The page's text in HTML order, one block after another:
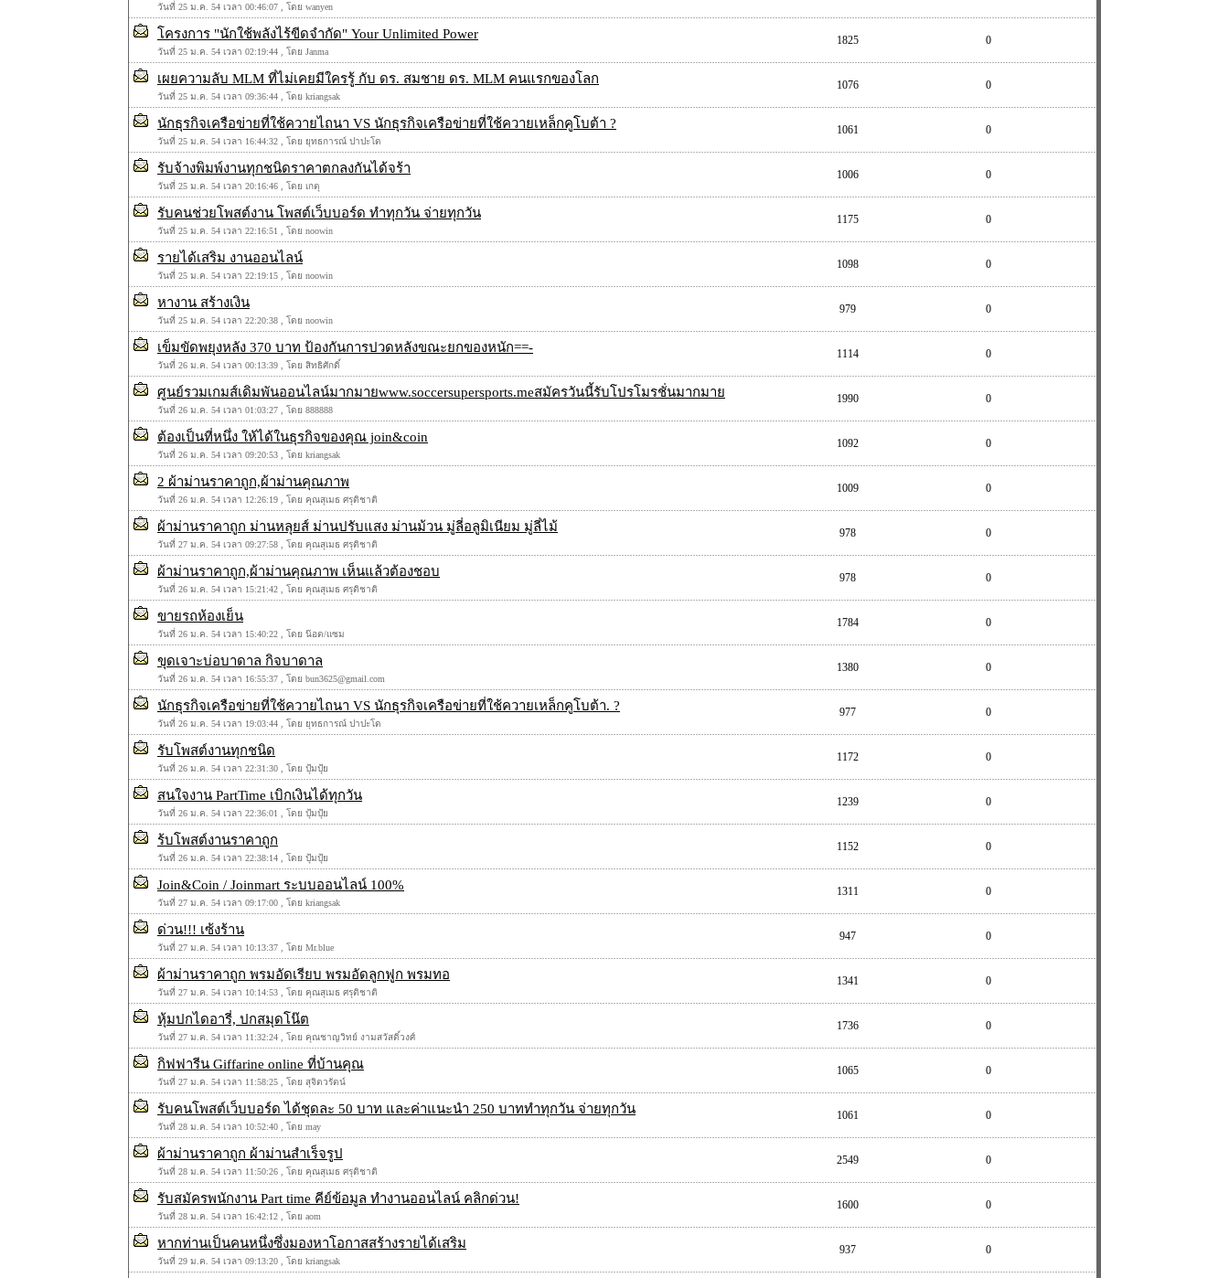
วันที่ 25 ม.ค. 54 เวลา 00:46:07 , โดย wanyen
โครงการ "นักใช้พลังไร้ขีดจำกัด" Your Unlimited Power
วันที่ 25 ม.ค. 54 เวลา 02:19:44 , โดย Janma
1825 0
เผยความลับ MLM ที่ไม่เคยมีใครรู้ กับ ดร. สมชาย ดร. MLM คนแรกของโลก
วันที่ 25 ม.ค. 54 เวลา 09:36:44 , โดย kriangsak
1076 0
นักธุรกิจเครือข่ายที่ใช้ควายไถนา VS นักธุรกิจเครือข่ายที่ใช้ควายเหล็กคูโบต้า ?
วันที่ 25 ม.ค. 54 เวลา 16:44:32 , โดย ยุทธการณ์ ปาปะโด
1061 0
รับจ้างพิมพ์งานทุกชนิดราคาตกลงกันได้จร้า
วันที่ 25 ม.ค. 54 เวลา 20:16:46 , โดย เกตุ
1006 0
รับคนช่วยโพสต์งาน โพสต์เว็บบอร์ด ทำทุกวัน จ่ายทุกวัน
วันที่ 25 ม.ค. 54 เวลา 22:16:51 , โดย noowin
1175 0
รายได้เสริม งานออนไลน์
วันที่ 25 ม.ค. 54 เวลา 22:19:15 , โดย noowin
1098 0
หางาน สร้างเงิน
วันที่ 25 ม.ค. 54 เวลา 22:20:38 , โดย noowin
979 0
เข็มขัดพยุงหลัง 370 บาท ป้องกันการปวดหลังขณะยกของหนัก==-
วันที่ 26 ม.ค. 54 เวลา 00:13:39 , โดย สิทธิศักดิ์
1114 0
ศูนย์รวมเกมส์เดิมพันออนไลน์มากมายwww.soccersupersports.meสมัครวันนี้รับโปรโมรชั่นมากมาย
วันที่ 26 ม.ค. 54 เวลา 01:03:27 , โดย 888888
1990 0
ต้องเป็นที่หนึ่ง ให้ได้ในธุรกิจของคุณ join&coin
วันที่ 26 ม.ค. 54 เวลา 09:20:53 , โดย kriangsak
1092 0
2 ผ้าม่านราคาถูก,ผ้าม่านคุณภาพ
วันที่ 26 ม.ค. 54 เวลา 12:26:19 , โดย คุณสุเมธ ศรุติชาติ
1009 0
ผ้าม่านราคาถูก ม่านหลุยส์ ม่านปรับแสง ม่านม้วน มู่ลี่อลูมิเนียม มู่ลี่ไม้
วันที่ 27 ม.ค. 54 เวลา 09:27:58 , โดย คุณสุเมธ ศรุติชาติ
978 0
ผ้าม่านราคาถูก,ผ้าม่านคุณภาพ เห็นแล้วต้องชอบ
วันที่ 26 ม.ค. 54 เวลา 15:21:42 , โดย คุณสุเมธ ศรุติชาติ
978 0
ขายรถห้องเย็น
วันที่ 26 ม.ค. 54 เวลา 15:40:22 , โดย น๊อต/แซม
1784 0
ขุดเจาะบ่อบาดาล กิจบาดาล
วันที่ 26 ม.ค. 54 เวลา 16:55:37 , โดย bun3625@gmail.com
1380 0
นักธุรกิจเครือข่ายที่ใช้ควายไถนา VS นักธุรกิจเครือข่ายที่ใช้ควายเหล็กคูโบต้า. ?
วันที่ 26 ม.ค. 54 เวลา 19:03:44 , โดย ยุทธการณ์ ปาปะโด
977 0
รับโพสต์งานทุกชนิด
วันที่ 26 ม.ค. 54 เวลา 22:31:30 , โดย ปุ้มปุ้ย
1172 0
สนใจงาน PartTime เบิกเงินได้ทุกวัน
วันที่ 26 ม.ค. 54 เวลา 22:36:01 , โดย ปุ้มปุ้ย
1239 0
ร้บโพสต์งานราคาถูก
วันที่ 26 ม.ค. 54 เวลา 22:38:14 , โดย ปุ้มปุ้ย
1152 0
Join&Coin / Joinmart ระบบออนไลน์ 100%
วันที่ 27 ม.ค. 54 เวลา 09:17:00 , โดย kriangsak
1311 0
ด่วน!!! เซ้งร้าน
วันที่ 27 ม.ค. 54 เวลา 10:13:37 , โดย Mr.blue
947 0
ผ้าม่านราคาถูก พรมอัดเรียบ พรมอัดลูกฟูก พรมทอ
วันที่ 27 ม.ค. 54 เวลา 10:14:53 , โดย คุณสุเมธ ศรุติชาติ
1341 0
หุ้มปกไดอารี่, ปกสมุดโน๊ต
วันที่ 27 ม.ค. 54 เวลา 11:32:24 , โดย คุณชาญวิทย์ งามสวัสดิ์วงศ์
1736 0
กิฟฟารีน Giffarine online ที่บ้านคุณ
วันที่ 27 ม.ค. 54 เวลา 11:58:25 , โดย สุจิตวรัตน์
1065 0
รับคนโพสต์เว็บบอร์ด ได้ชุดละ 50 บาท และค่าแนะนำ 250 บาททำทุกวัน จ่ายทุกวัน
วันที่ 28 ม.ค. 54 เวลา 10:52:40 , โดย may
1061 0
ผ้าม่านราคาถูก ผ้าม่านสำเร็จรูป
วันที่ 28 ม.ค. 54 เวลา 11:50:26 , โดย คุณสุเมธ ศรุติชาติ
2549 0
รับสมัครพนักงาน Part time คีย์ข้อมูล ทำงานออนไลน์ คลิกด่วน!
วันที่ 28 ม.ค. 54 เวลา 16:42:12 , โดย aom
1600 0
หากท่านเป็นคนหนึ่งซึ่งมองหาโอกาสสร้างรายได้เสริม
วันที่ 29 ม.ค. 54 เวลา 09:13:20 , โดย kriangsak
937 0